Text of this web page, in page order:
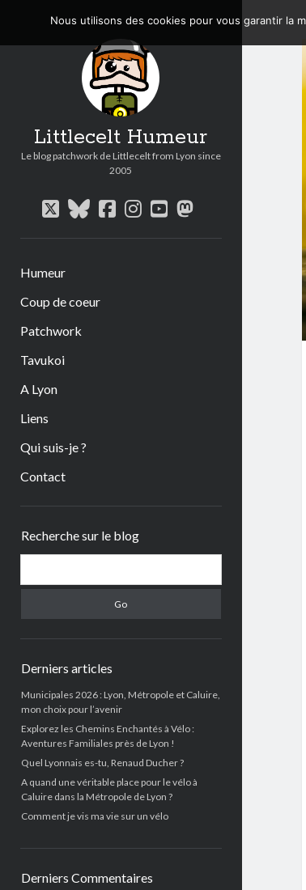
Littlecelt Humeur
Le blog patchwork de Littlecelt from Lyon since
2005
twitterbluesky
facebook
instagram
youtube
mastodon
Humeur
Coup de coeur
Patchwork
Tavukoi
A Lyon
Liens
Qui suis-je ?
Contact
Recherche sur le blog
Derniers articles
Municipales 2026 : Lyon, Métropole et Caluire,
mon choix pour l’avenir
Explorez les Chemins Enchantés à Vélo :
Aventures Familiales près de Lyon !
Quel Lyonnais es-tu, Renaud Ducher ?
A quand une véritable place pour le vélo à
Caluire dans la Métropole de Lyon ?
Comment je vis ma vie sur un vélo
Derniers Commentaires
Nous utilisons des cookies pour vous garantir la